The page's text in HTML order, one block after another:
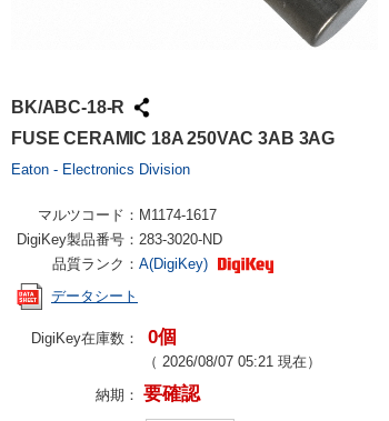
BK/ABC-18-R
FUSE CERAMIC 18A 250VAC 3AB 3AG
Eaton - Electronics Division
マルツコード： M1174-1617
DigiKey製品番号： 283-3020-ND
品質ランク： A(DigiKey)
データシート
DigiKey在庫数： 0個
（ 2026/08/07 05:21 現在）
納期： 要確認